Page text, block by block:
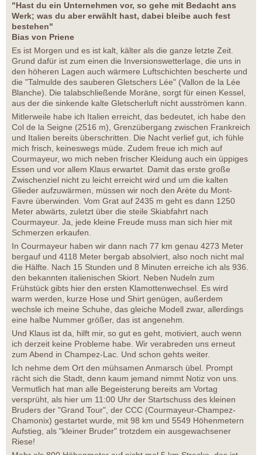
"Hast du ein Unternehmen vor, so gehe mit Bedacht ans
Werk; was du aber erwählt hast, dabei bleibe auch fest
bestehen"
Bias von Priene
Es ist Morgen und es ist kalt, kälter als die ganze letzte Zeit.
Grund dafür ist zum einen die Inversionswetterlage, die uns in
den höheren Lagen auch wärmere Luftschichten bescherte und
die "Talmulde des sauberen Gletschers Lée" (Vallon de la Lée
Blanche). Die talabschließende Moräne, sorgt für einen Kessel,
aus der die sinkende kalte Gletscherluft nicht ausströmen kann.
Mitlerweile habe ich Italien erreicht, das bedeutet, ich habe den
Col de la Seigne (2516 m), Grenzübergang zwischen Frankreich
und Italien bereits überschritten. Die Nacht verlief gut, ich fühle
mich frisch, keineswegs müde. Zudem freue ich mich auf
Courmayeur, wo mich neben frischer Kleidung auch ein üppiges
Essen und vor allem Klaus erwartet. Damit das erste große
Zwischenziel nicht zu leicht erreicht wird und um die kalten
Glieder aufzuwärmen, müssen wir noch den Arète du Mont-
Favre überwinden. Vom Grat auf 2435 m geht es dann 1250
Meter abwärts, zuletzt über die steile Skiabfahrt nach
Courmayeur. Ja, jede kleine Freude muss man sich hier mit
Schmerzen erkaufen.
In Courmayeur haben wir dann nach 77 km genau 4273 Meter
bergauf und 4118 Meter bergab absolviert, also noch nicht mal
die Hälfte. Nach 15 Stunden und 8 Minuten erreiche ich als 936.
den bekannten italienischen Skiort. Neben Nudeln zum
Frühstück gibts hier den ersten Klamottenwechsel. Es wird
warm werden, kurze Hose und Shirt genügen, außerdem
wechsle ich meine Schuhe, das gleiche Modell zwar, allerdings
eine halbe Nummer größer, das ist angenehm.
Und Klaus ist da, hilft mir, so gut es geht, motiviert, auch wenn
ich derzeit keine Probleme habe. Wir verabreden uns erneut
zum Abend in Champez-Lac. Und schon gehts weiter.
Ich nehme dem Ort den mühsamen Anmarsch übel. Prompt
rächt sich die Stadt, denn kaum jemand nimmt Notiz von uns.
Vermutlich hat man alle Begeisterung bereits am Vortag
versprüht, als hier um 11:00 Uhr der Startschuss des kleinen
Bruders der "Grand Tour", der CCC (Courmayeur-Champez-
Chamonix) gestartet wurde, mit 98 km und 5549 Höhenmetern
Aufstieg, als "kleiner Bruder" trotzdem ein ausgewachsener
Riese!